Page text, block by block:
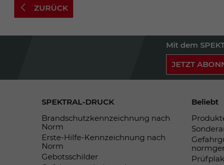
ZURÜCK
Mit dem
JETZT
SPEKTRAL-DRUCK
Brandschutzkennzeichnung nach
Norm
Erste-Hilfe-Kennzeichnung nach
Norm
Gebotsschilder
Beliebt